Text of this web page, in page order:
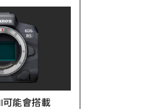
可能會搭載